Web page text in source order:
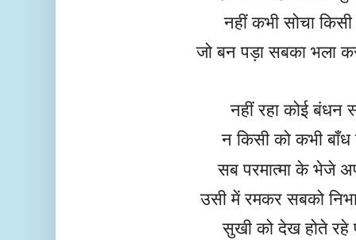
नहीं कभी सोचा किसी
जो बन पड़ा सबका भला
नहीं रहा कोई बंधन
न किसी को कभी
सब परमात्मा के भेजे
उसी में रमकर सबको
सुखी को देख होते रहे